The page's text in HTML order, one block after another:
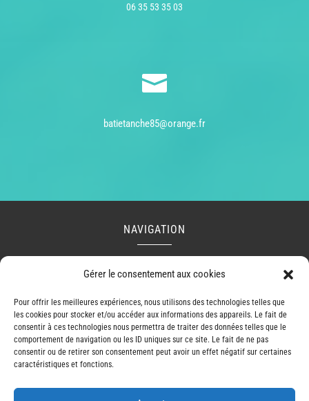
Gérer le consentement aux cookies
Pour offrir les meilleures expériences, nous utilisons des technologies telles que
les cookies pour stocker et/ou accéder aux informations des appareils. Le fait de
consentir à ces technologies nous permettra de traiter des données telles que le
comportement de navigation ou les ID uniques sur ce site. Le fait de ne pas
consentir ou de retirer son consentement peut avoir un effet négatif sur certaines
caractéristiques et fonctions.
06 35 53 35 03

batietanche85@orange.fr
NAVIGATION
Contact Mentions légales
Secteurs
RÉALISATION